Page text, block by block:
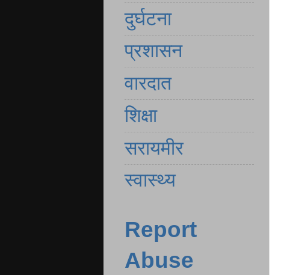
दुर्घटना
प्रशासन
वारदात
शिक्षा
सरायमीर
स्वास्थ्य
Report
Abuse